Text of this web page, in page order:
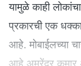
यामुळे काही
प्रकारची एक
आहे. मोबाईलच्या
आहे.अमरेंद्र कुमार